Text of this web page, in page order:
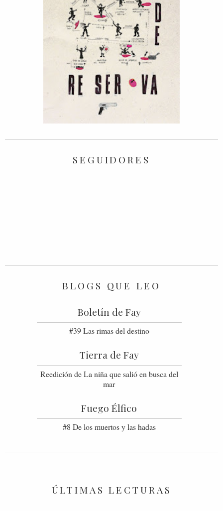
SEGUIDORES
BLOGS QUE LEO
Boletín de Fay
#39 Las rimas del destino
Tierra de Fay
Reedición de La niña que salió en busca del
mar
Fuego Élfico
#8 De los muertos y las hadas
ÚLTIMAS LECTURAS